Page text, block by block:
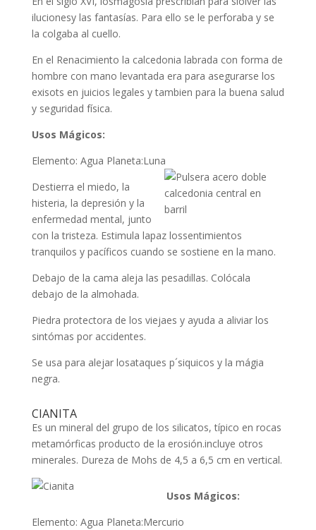
ilucionesy las fantasías. Para ello se le perforaba y se
la colgaba al cuello.
En el Renacimiento la calcedonia labrada con forma de
hombre con mano levantada era para asegurarse los
exisots en juicios legales y tambien para la buena salud
y seguridad física.
Usos Mágicos:
Elemento: Agua Planeta:Luna
Destierra el miedo, la
histeria, la depresión y la
enfermedad mental, junto
con la tristeza. Estimula lapaz lossentimientos
tranquilos y pacíficos cuando se sostiene en la mano.
Debajo de la cama aleja las pesadillas. Colócala
debajo de la almohada.
Piedra protectora de los viejaes y ayuda a aliviar los
sintómas por accidentes.
Se usa para alejar losataques p´siquicos y la mágia
negra.
CIANITA
Es un mineral del grupo de los silicatos, típico en rocas
metamórficas producto de la erosión.incluye otros
minerales. Dureza de Mohs de 4,5 a 6,5 cm en vertical.
Usos Mágicos:
Elemento: Agua Planeta:Mercurio